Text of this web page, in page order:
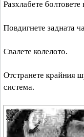
Разхлабете болтовете
Повдигнете задната
Свалете колелото.
Отстранете крайния
система.